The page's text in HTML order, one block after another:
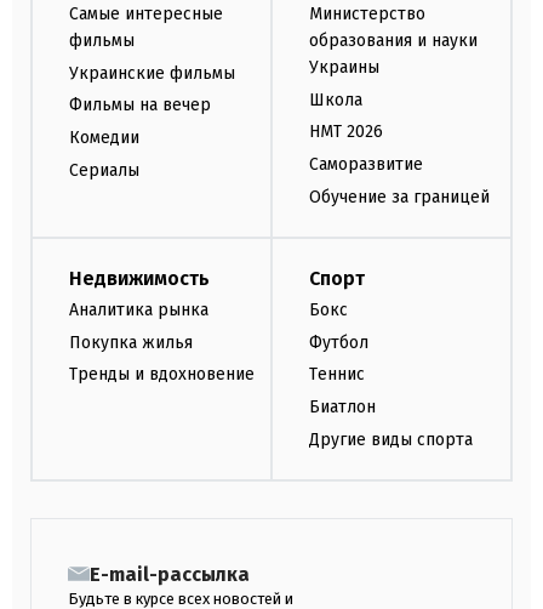
Самые интересные
фильмы
Украинские фильмы
Фильмы на вечер
Комедии
Сериалы
Министерство
образования и науки
Украины
Школа
НМТ 2026
Саморазвитие
Обучение за границей
Недвижимость
Аналитика рынка
Покупка жилья
Тренды и вдохновение
Спорт
Бокс
Футбол
Теннис
Биатлон
Другие виды спорта
E-mail-рассылка
Будьте в курсе всех новостей и